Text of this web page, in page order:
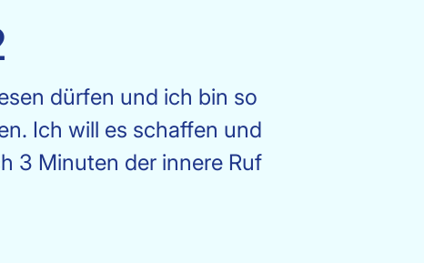
dürfen und ich bin so
Ich will es schaffen und
3 Minuten der innere Ruf